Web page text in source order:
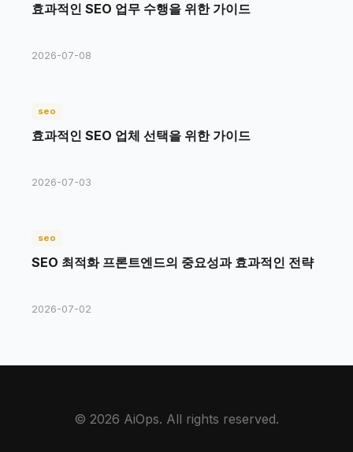
효과적인 SEO 업무 수행을 위한 가이드
2026-07-08
seo
효과적인 SEO 업체 선택을 위한 가이드
2026-07-03
seo
SEO 최적화 프론트엔드의 중요성과 효과적인 전략
2026-07-02
© 2026 AiOps. All rights reserved.